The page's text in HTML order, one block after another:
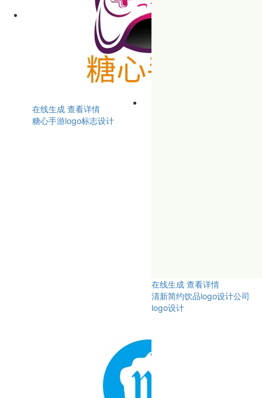
在线生成 查看详情
糖心手游logo标志设计
在线生成 查看详情
清新简约饮品logo设计公司
logo设计